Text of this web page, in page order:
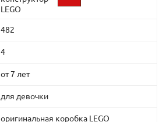
LEGO
482
4
от 7 лет
для девочки
оригинальная коробка LEGO